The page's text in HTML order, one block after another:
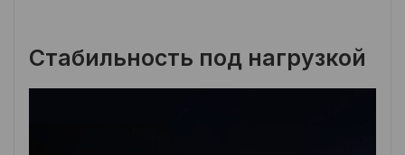
Стабильность под нагрузкой